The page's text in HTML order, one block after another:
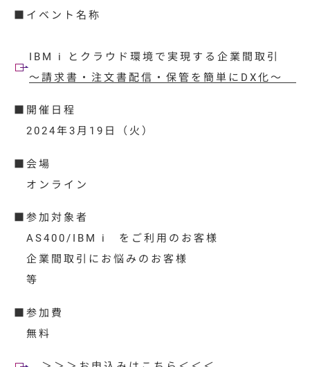
■イベント名称
IBM i とクラウド環境で実現する企業間取引
～請求書・注文書配信・保管を簡単にDX化～
■開催日程
2024年3月19日（火）
■会場
オンライン
■参加対象者
AS400/IBM i をご利用のお客様
企業間取引にお悩みのお客様
等
■参加費
無料